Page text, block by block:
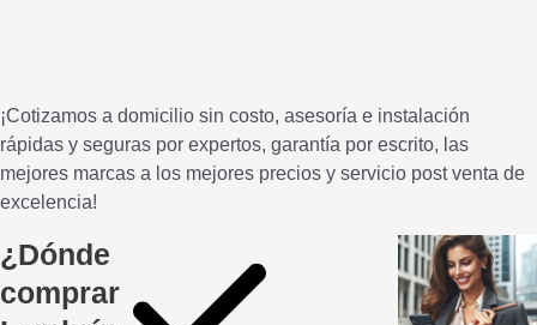
¡Cotizamos a domicilio sin costo, asesoría e instalación
rápidas y seguras por expertos, garantía por escrito, las
mejores marcas a los mejores precios y servicio post venta de
excelencia!
¿Dónde
comprar